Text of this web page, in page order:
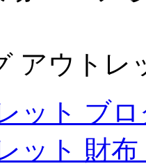
アウトレ
ット ブ
ット 財